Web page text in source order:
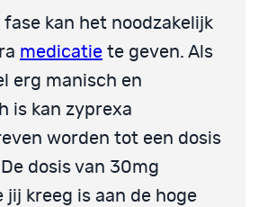
fase kan het noodzakelijk
medicatie te geven. Als
erg manisch en
is kan zyprexa
worden tot een dosis
dosis van 30mg
jij kreeg is aan de hoge